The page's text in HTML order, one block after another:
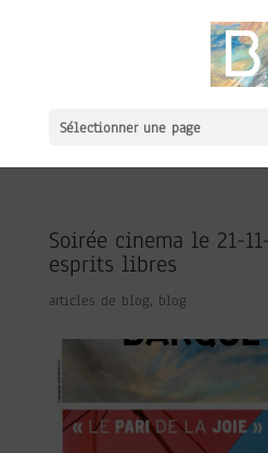
Sélectionner une page
Soirée cinema le 21-
esprits libres
articles de blog, blog